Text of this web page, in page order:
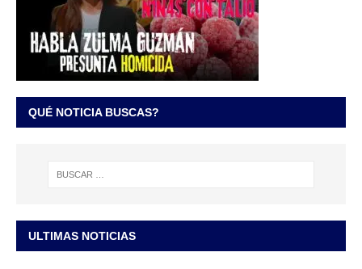
QUÉ NOTICIA BUSCAS?
ULTIMAS NOTICIAS